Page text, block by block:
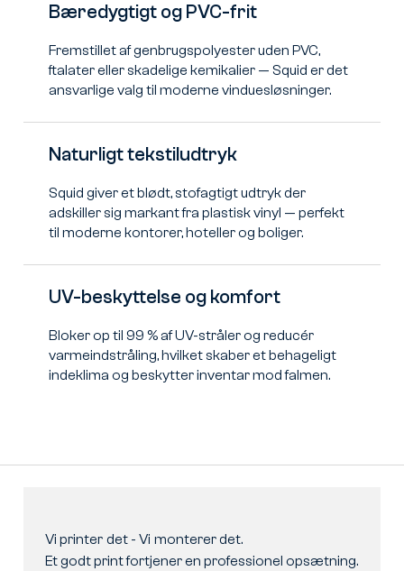
Bæredygtigt og PVC-frit
Fremstillet af genbrugspolyester uden PVC,
ftalater eller skadelige kemikalier — Squid er det
ansvarlige valg til moderne vinduesløsninger.
Naturligt tekstiludtryk
Squid giver et blødt, stofagtigt udtryk der
adskiller sig markant fra plastisk vinyl — perfekt
til moderne kontorer, hoteller og boliger.
UV-beskyttelse og komfort
Bloker op til 99 % af UV-stråler og reducér
varmeindstråling, hvilket skaber et behageligt
indeklima og beskytter inventar mod falmen.
Vi printer det - Vi monterer det.
Et godt print fortjener en professionel opsætning.